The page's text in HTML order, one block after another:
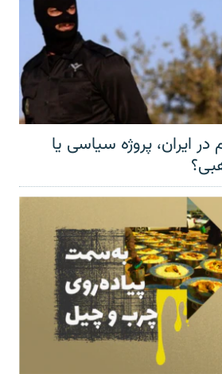
در ایران، پروژه سیاسی یا